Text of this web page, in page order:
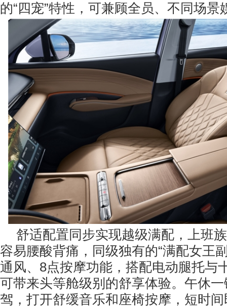
的“四宠”特性，可兼顾全员、不同场景
舒适配置同步实现越级满配，上班
容易腰酸背痛，同级独有的“满配女王
通风、8点按摩功能，搭配电动腿托与
可带来头等舱级别的舒享体验。午休
驾，打开舒缓音乐和座椅按摩，短时